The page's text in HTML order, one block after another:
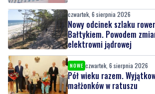
czwartek, 6 sierpnia 2026
Nowy odcinek szlaku
Bałtykiem. Powodem
elektrowni jądrowej
NOWE czwartek, 6 sierpnia 2026
Pół wieku razem.
małżonków w ratuszu